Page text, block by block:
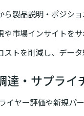
ら製品説明・ポジシ
や市場インサイトをサ
ストを削減し、データ
達・サプライ
イヤー評価や新規パ